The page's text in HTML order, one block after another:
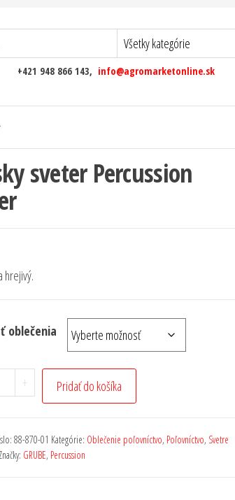
+421 948 866 143, info@agromarketonline.sk
sveter Percussion
hrejivý.
oblečenia
+ Pridať do košíka
88-870-01 Kategórie: Oblečenie poľovníctvo, Poľovníctvo, Svetre
Značky: GRUBE, Percussion